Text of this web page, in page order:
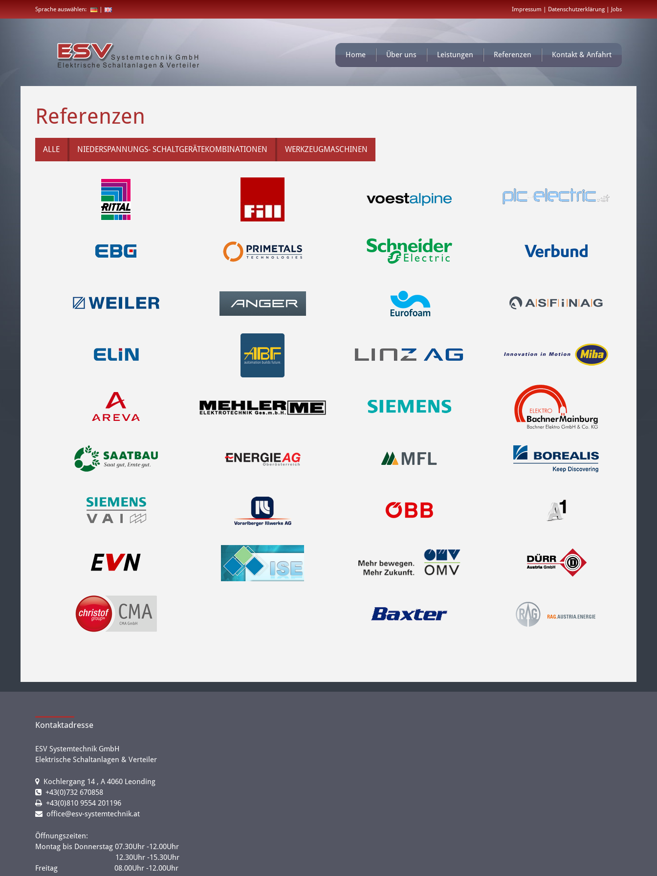
zum
Sprache auswählen: Impressum Datenschutzerklärung Jobs
Home Über uns Leistungen Referenzen Kontakt & Anfahrt
Referenzen
ALLE NIEDERSPANNUNGS- SCHALTGERÄTEKOMBINATIONEN WERKZEUGMASCHINEN
Kontaktadresse
ESV Systemtechnik GmbH
Elektrische Schaltanlagen & Verteiler
Kochlergang 14 , A 4060 Leonding
+43(0)732 670858
+43(0)810 9554 201196
office@esv-systemtechnik.at
Öffnungszeiten:
Montag bis Donnerstag 07.30Uhr -12.00Uhr
12.30Uhr -15.30Uhr
Freitag 08.00Uhr -12.00Uhr